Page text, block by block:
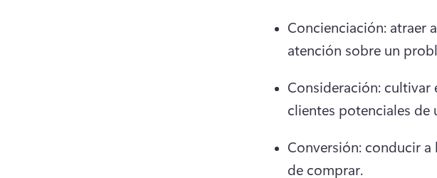
Concienciación: atraer
atención sobre un
Consideración: cultivar
clientes potenciales de
Conversión: conducir
de comprar.